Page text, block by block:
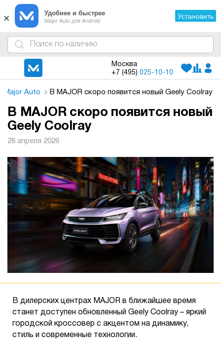
4
1
3
2
Москва
+7 (495) 025-10-10
Major Auto В MAJOR скоро появится новый Geely Coolray
В MAJOR скоро появится новый
Geely Coolray
28 апреля 2026
В дилерских центрах MAJOR в ближайшее время
станет доступен обновленный Geely Coolray – яркий
городской кроссовер с акцентом на динамику,
стиль и современные технологии.
× Удобнее и быстрее
Major Auto для Android Установить